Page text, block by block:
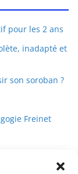
pour les 2 ans
inadapté et
son soroban ?
Freinet